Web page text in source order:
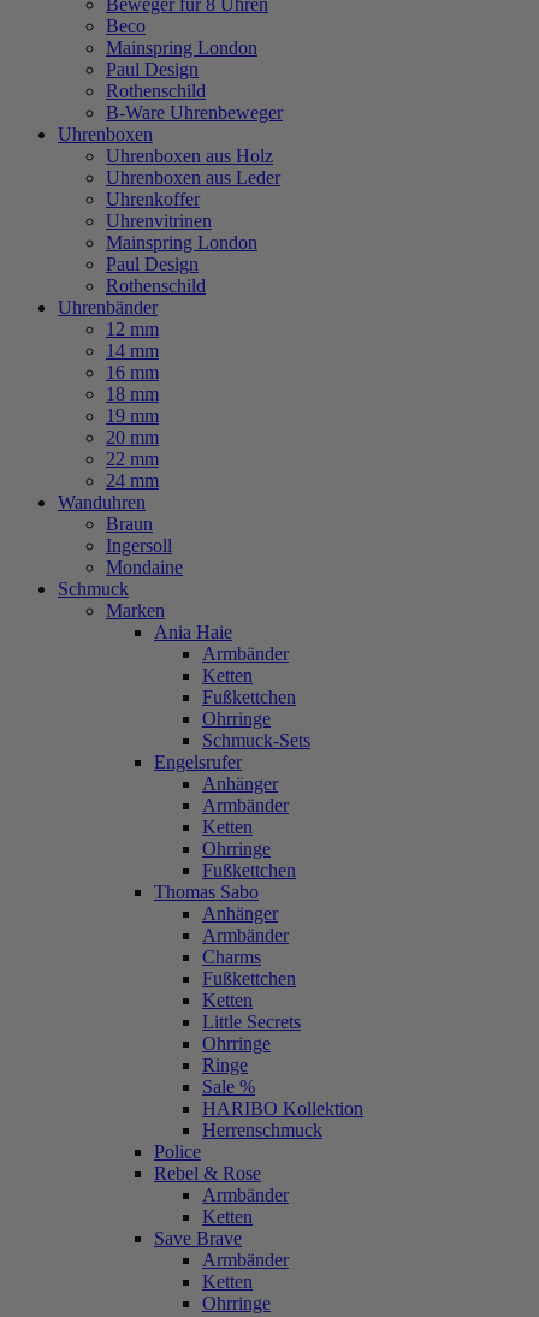
Beweger für 8 Uhren
Beco
Mainspring London
Paul Design
Rothenschild
B-Ware Uhrenbeweger
Uhrenboxen
Uhrenboxen aus Holz
Uhrenboxen aus Leder
Uhrenkoffer
Uhrenvitrinen
Mainspring London
Paul Design
Rothenschild
Uhrenbänder
12 mm
14 mm
16 mm
18 mm
19 mm
20 mm
22 mm
24 mm
Wanduhren
Braun
Ingersoll
Mondaine
Schmuck
Marken
Ania Haie
Armbänder
Ketten
Fußkettchen
Ohrringe
Schmuck-Sets
Engelsrufer
Anhänger
Armbänder
Ketten
Ohrringe
Fußkettchen
Thomas Sabo
Anhänger
Armbänder
Charms
Fußkettchen
Ketten
Little Secrets
Ohrringe
Ringe
Sale %
HARIBO Kollektion
Herrenschmuck
Police
Rebel & Rose
Armbänder
Ketten
Save Brave
Armbänder
Ketten
Ohrringe